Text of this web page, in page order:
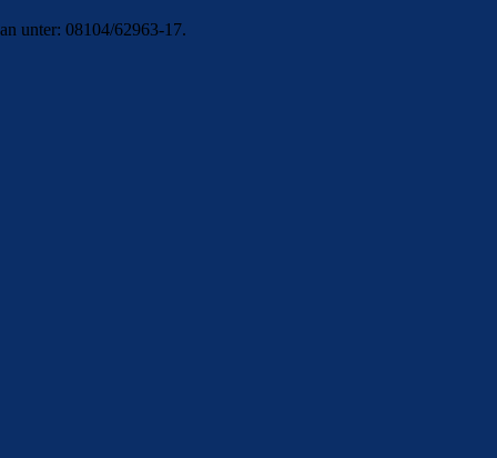
unter: 08104/62963-17.